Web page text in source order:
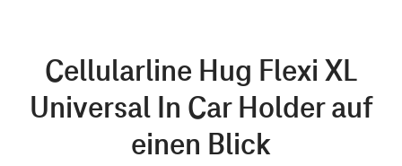
Cellularline Hug Flexi XL
Universal In Car Holder auf
einen Blick